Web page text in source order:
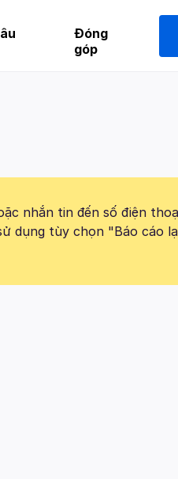
Đóng
góp
nhắn tin đến số điện
dụng tùy chọn "Báo cáo